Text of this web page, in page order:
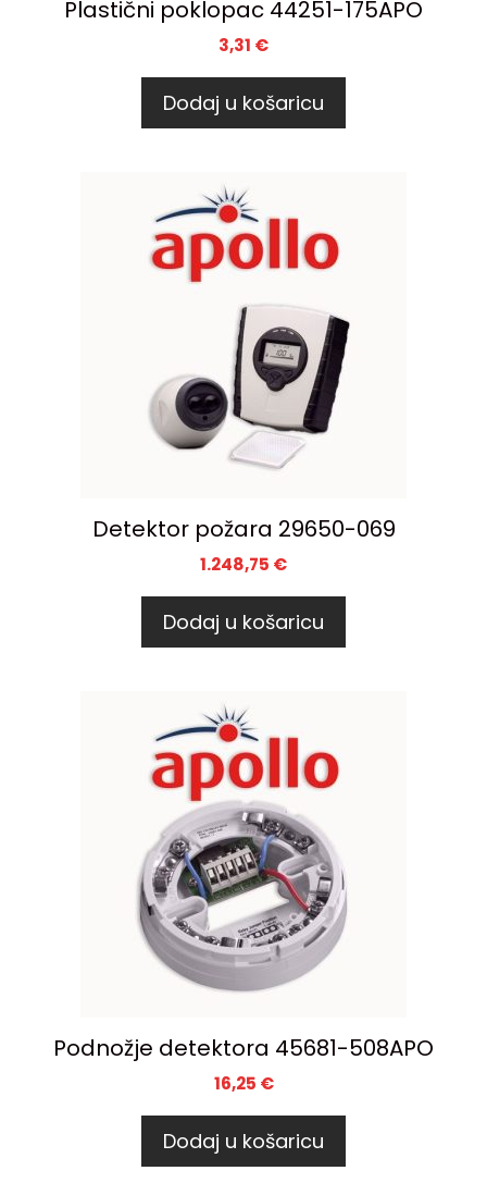
Plastični poklopac 44251-175APO
3,31 €
Dodaj u košaricu
Detektor požara 29650-069
1.248,75 €
Dodaj u košaricu
Podnožje detektora 45681-508APO
16,25 €
Dodaj u košaricu